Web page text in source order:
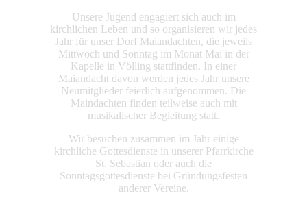
Unsere Jugend engagiert sich auch im
kirchlichen Leben und so organisieren wir jedes
Jahr für unser Dorf Maiandachten, die jeweils
Mittwoch und Sonntag im Monat Mai in der
Kapelle in Völling stattfinden. In einer
Maiandacht davon werden jedes Jahr unsere
Neumitglieder feierlich aufgenommen. Die
Maindachten finden teilweise auch mit
musikalischer Begleitung statt.
Wir besuchen zusammen im Jahr einige
kirchliche Gottesdienste in unserer Pfarrkirche
St. Sebastian oder auch die
Sonntagsgottesdienste bei Gründungsfesten
anderer Vereine.